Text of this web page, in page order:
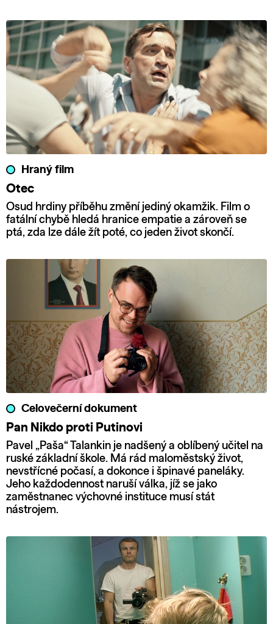
Hraný film
Otec
Osud hrdiny příběhu změní jediný okamžik. Film o
fatální chybě hledá hranice empatie a zároveň se
ptá, zda lze dále žít poté, co jeden život skončí.
Celovečerní dokument
Pan Nikdo proti Putinovi
Pavel „Paša“ Talankin je nadšený a oblíbený učitel na
ruské základní škole. Má rád maloměstský život,
nevstřícné počasí, a dokonce i špinavé paneláky.
Jeho každodennost naruší válka, jíž se jako
zaměstnanec výchovné instituce musí stát
nástrojem.